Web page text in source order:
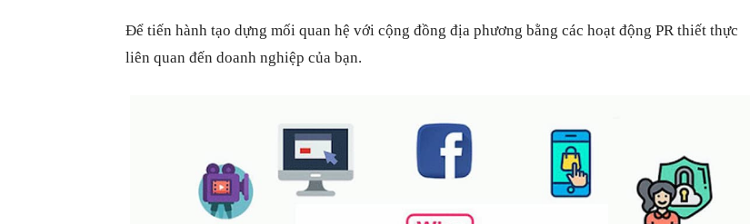
Để tiến hành tạo dựng mối quan hệ với cộng đồng địa phương bằng các hoạt động PR thiết thực
liên quan đến doanh nghiệp của bạn.